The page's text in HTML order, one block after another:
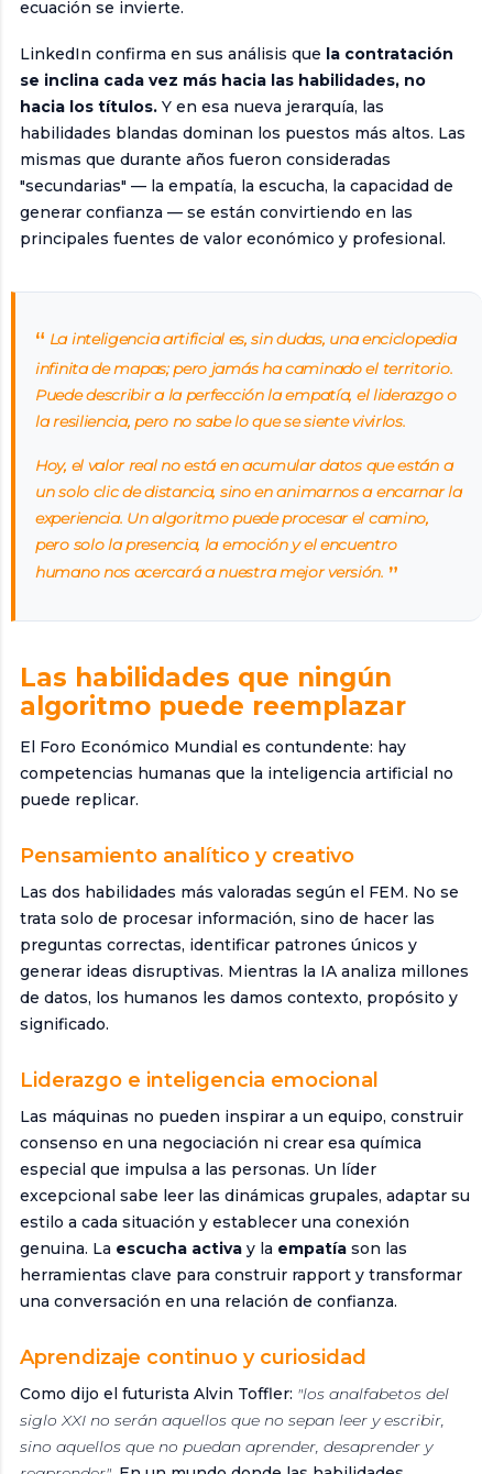
ecuación se invierte.
LinkedIn confirma en sus análisis que la contratación
se inclina cada vez más hacia las habilidades, no
hacia los títulos. Y en esa nueva jerarquía, las
habilidades blandas dominan los puestos más altos. Las
mismas que durante años fueron consideradas
"secundarias" — la empatía, la escucha, la capacidad de
generar confianza — se están convirtiendo en las
principales fuentes de valor económico y profesional.
La inteligencia artificial es, sin dudas, una enciclopedia
infinita de mapas; pero jamás ha caminado el territorio.
Puede describir a la perfección la empatía, el liderazgo o
la resiliencia, pero no sabe lo que se siente vivirlos.
Hoy, el valor real no está en acumular datos que están a
un solo clic de distancia, sino en animarnos a encarnar la
experiencia. Un algoritmo puede procesar el camino,
pero solo la presencia, la emoción y el encuentro
humano nos acercará a nuestra mejor versión.
Las habilidades que ningún
algoritmo puede reemplazar
El Foro Económico Mundial es contundente: hay
competencias humanas que la inteligencia artificial no
puede replicar.
Pensamiento analítico y creativo
Las dos habilidades más valoradas según el FEM. No se
trata solo de procesar información, sino de hacer las
preguntas correctas, identificar patrones únicos y
generar ideas disruptivas. Mientras la IA analiza millones
de datos, los humanos les damos contexto, propósito y
significado.
Liderazgo e inteligencia emocional
Las máquinas no pueden inspirar a un equipo, construir
consenso en una negociación ni crear esa química
especial que impulsa a las personas. Un líder
excepcional sabe leer las dinámicas grupales, adaptar su
estilo a cada situación y establecer una conexión
genuina. La escucha activa y la empatía son las
herramientas clave para construir rapport y transformar
una conversación en una relación de confianza.
Aprendizaje continuo y curiosidad
Como dijo el futurista Alvin Toffler: "los analfabetos del
siglo XXI no serán aquellos que no sepan leer y escribir,
sino aquellos que no puedan aprender, desaprender y